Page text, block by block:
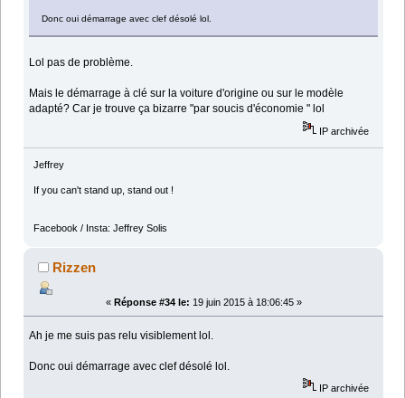
Donc oui démarrage avec clef désolé lol.
Lol pas de problème.
Mais le démarrage à clé sur la voiture d'origine ou sur le modèle
adapté? Car je trouve ça bizarre "par soucis d'économie " lol
IP archivée
Jeffrey
If you can't stand up, stand out !
Facebook / Insta: Jeffrey Solis
Rizzen
« Réponse #34 le: 19 juin 2015 à 18:06:45 »
Ah je me suis pas relu visiblement lol.
Donc oui démarrage avec clef désolé lol.
IP archivée